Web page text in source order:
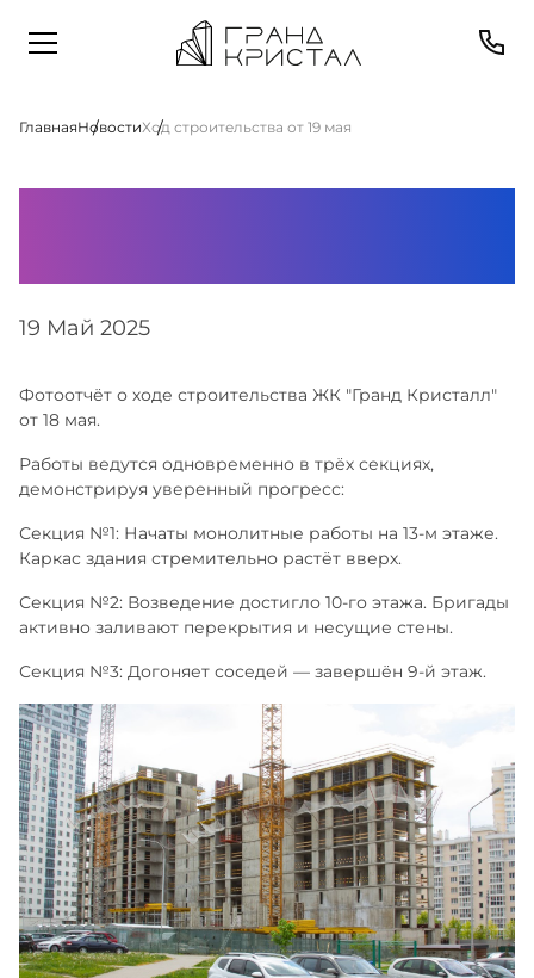
ГлавнаяНовостиХод строительства от 19 мая
19 Май 2025
Фотоотчёт о ходе строительства ЖК "Гранд Кристалл"
от 18 мая.
Работы ведутся одновременно в трёх секциях,
демонстрируя уверенный прогресс:
Секция №1: Начаты монолитные работы на 13-м этаже.
Каркас здания стремительно растёт вверх.
Секция №2: Возведение достигло 10-го этажа. Бригады
активно заливают перекрытия и несущие стены.
Секция №3: Догоняет соседей — завершён 9-й этаж.